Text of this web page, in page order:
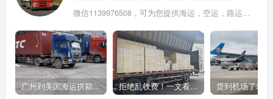
微信1139976508，可为您提供海运，空运，路运，铁路运输
广州到美国海运拼箱多少钱？2024年最新运费构成+隐藏费用避坑指南 拒绝乱收费！一文看懂中国货代计费套路，教你避开所有隐形坑